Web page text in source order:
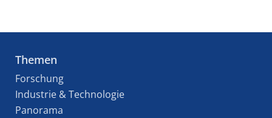
Themen
Forschung
Industrie & Technologie
Panorama